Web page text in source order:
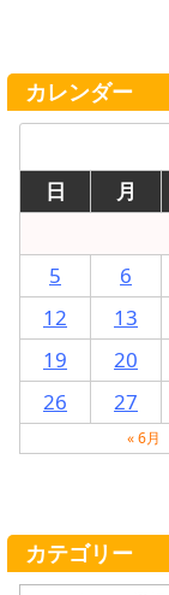
カレンダー
日
月
5
6
12
13
19
20
26
27
« 6月
カテゴリー